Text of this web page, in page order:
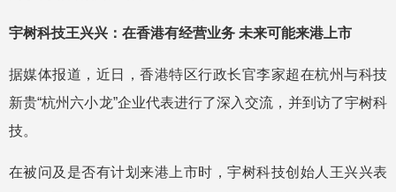
宇树科技王兴兴：在香港有经营业务 未来可能来港上市
据媒体报道，近日，香港特区行政长官李家超在杭州与科技
新贵“杭州六小龙”企业代表进行了深入交流，并到访了宇树科
技。
在被问及是否有计划来港上市时，宇树科技创始人王兴兴表